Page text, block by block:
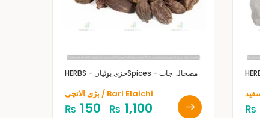
HERBS - جڑی بوٹیاں Spices - مصحالہ جات
بڑی الائچی / Bari Elaichi
₨ 150 – ₨ 1,100 ₨